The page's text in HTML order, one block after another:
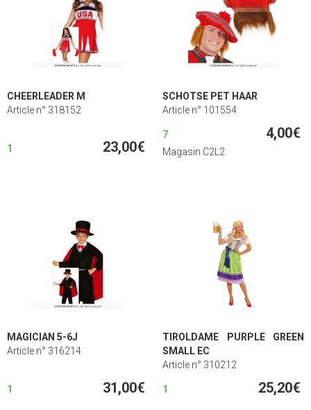
CHEERLEADER M
Article n° 318152
1 23,00€
SCHOTSE PET HAAR
Article n° 101554
7 4,00€
Magasin C2L2
MAGICIAN 5-6J
Article n° 316214
1 31,00€
TIROLDAME PURPLE GREEN
SMALL EC
Article n° 310212
1 25,20€